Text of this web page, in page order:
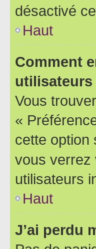
désactivé
Haut
Comment
utilisateurs
Vous
«
cette option
vous verrez
utilisateurs
Haut
J’ai perdu